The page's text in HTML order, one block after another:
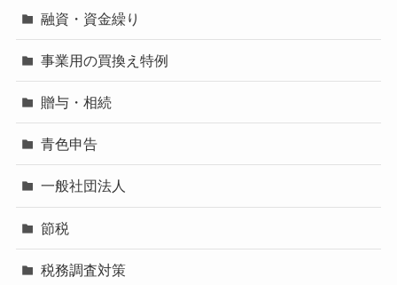
融資・資金繰り
事業用の買換え特例
贈与・相続
青色申告
一般社団法人
節税
税務調査対策